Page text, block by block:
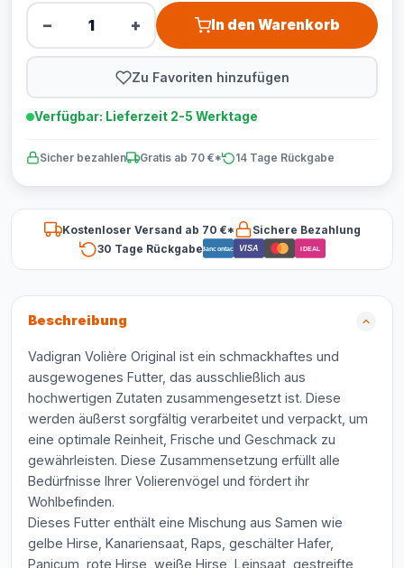
− + In den Warenkorb
Zu Favoriten hinzufügen
Verfügbar: Lieferzeit 2-5 Werktage
Sicher bezahlen Gratis ab 70 €* 14 Tage Rückgabe
Kostenloser Versand ab 70 €*
Sichere Bezahlung
30 Tage RückgabeBancontact VISA iDEAL
Beschreibung
Vadigran Volière Original ist ein schmackhaftes und
ausgewogenes Futter, das ausschließlich aus
hochwertigen Zutaten zusammengesetzt ist. Diese
werden äußerst sorgfältig verarbeitet und verpackt, um
eine optimale Reinheit, Frische und Geschmack zu
gewährleisten. Diese Zusammensetzung erfüllt alle
Bedürfnisse Ihrer Volierenvögel und fördert ihr
Wohlbefinden.
Dieses Futter enthält eine Mischung aus Samen wie
gelbe Hirse, Kanariensaat, Raps, geschälter Hafer,
Panicum, rote Hirse, weiße Hirse, Leinsaat, gestreifte